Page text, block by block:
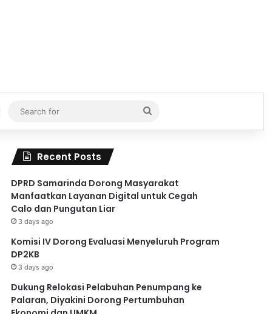
Search
for
Recent Posts
DPRD Samarinda Dorong Masyarakat
Manfaatkan Layanan Digital untuk Cegah
Calo dan Pungutan Liar
3 days ago
Komisi IV Dorong Evaluasi Menyeluruh Program
DP2KB
3 days ago
Dukung Relokasi Pelabuhan Penumpang ke
Palaran, Diyakini Dorong Pertumbuhan